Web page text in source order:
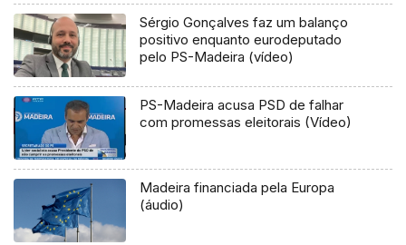
Sérgio Gonçalves faz um balanço
positivo enquanto eurodeputado
pelo PS-Madeira (vídeo)
PS-Madeira acusa PSD de falhar
com promessas eleitorais (Vídeo)
Madeira financiada pela Europa
(áudio)